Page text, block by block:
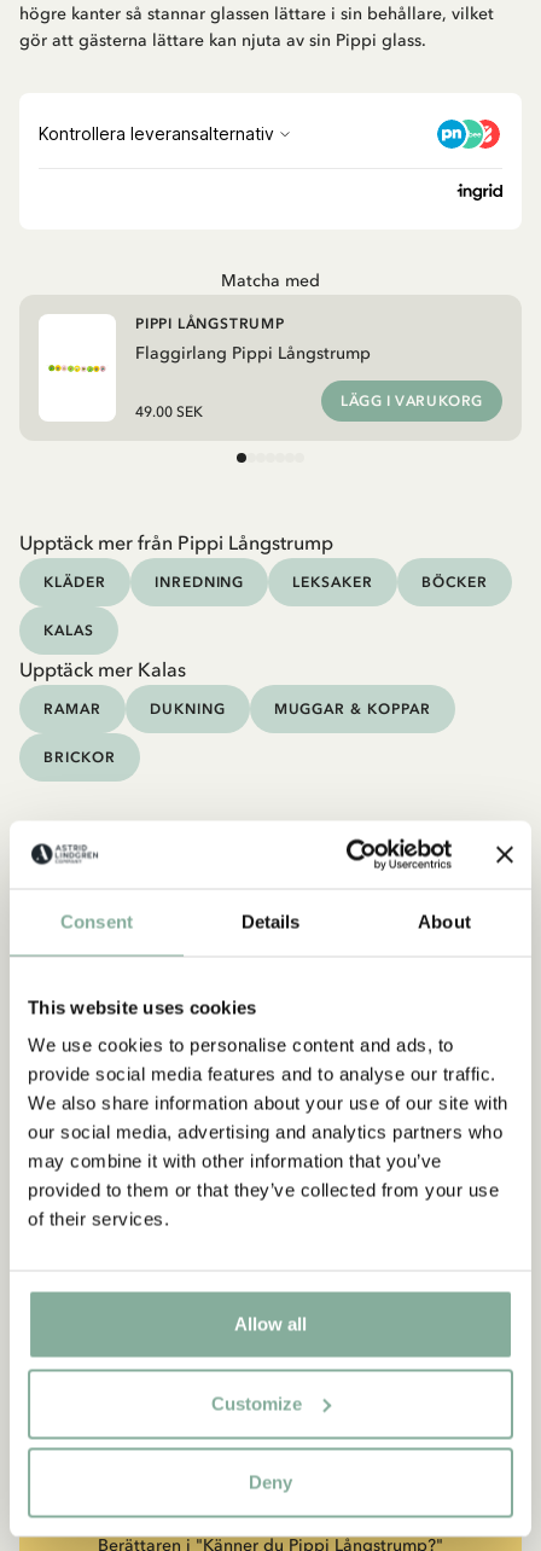
Consent Details About
This website uses cookies
We use cookies to personalise content and ads, to
provide social media features and to analyse our traffic.
We also share information about your use of our site with
our social media, advertising and analytics partners who
may combine it with other information that you’ve
provided to them or that they’ve collected from your use
of their services.
Allow all
Customize
Deny
högre kanter så stannar glassen lättare i sin behållare, vilket
gör att gästerna lättare kan njuta av sin Pippi glass.
Matcha med
Flaggirlang Pippi Långstrump
PIPPI LÅNGSTRUMP
49.00 SEK
LÄGG I VARUKORG
Upptäck mer från Pippi Långstrump
KLÄDER INREDNING LEKSAKER BÖCKER
KALAS
Upptäck mer Kalas
RAMAR DUKNING MUGGAR & KOPPAR
BRICKOR
CITAT
“Den som är väldigt stark
måste också vara väldigt
snäll.”
Berättaren i "Känner du Pippi Långstrump?"